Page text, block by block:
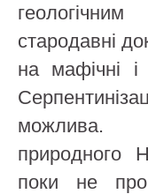
стародавні
на мафічні і
можлива.
природного
поки не